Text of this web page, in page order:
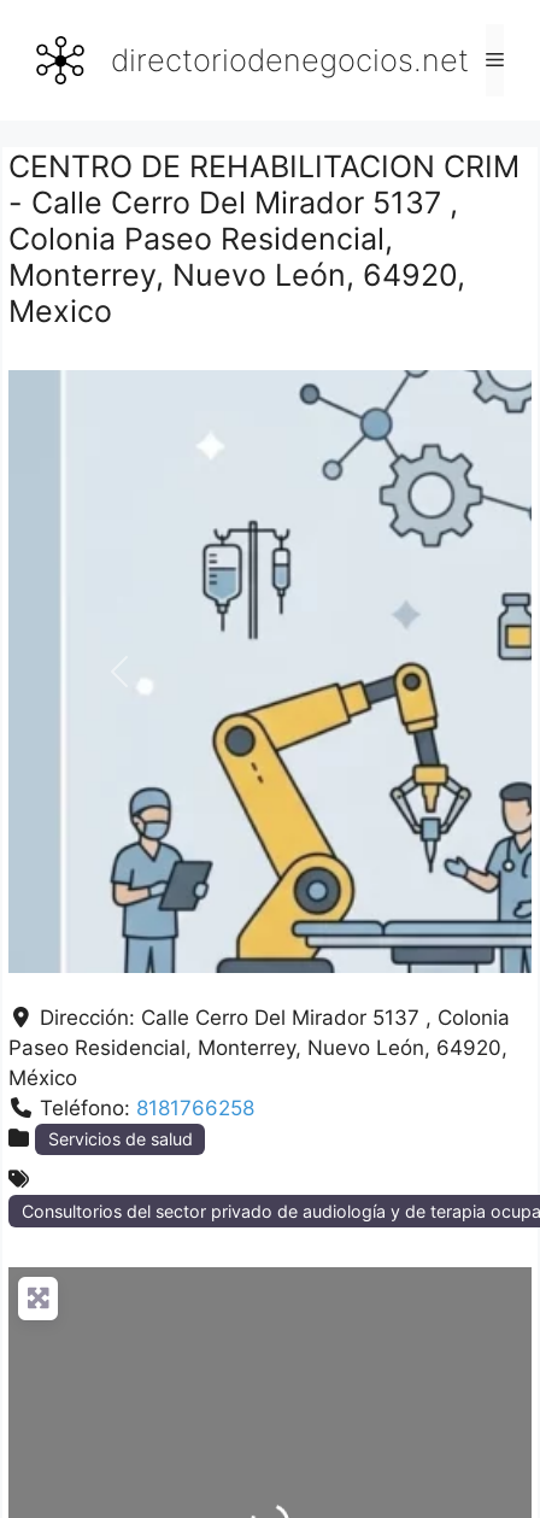
contenido
directoriodenegocios.net
CENTRO DE REHABILITACION CRIM
- Calle Cerro Del Mirador 5137 ,
Colonia Paseo Residencial,
Monterrey, Nuevo León, 64920,
Mexico
Anterior
Dirección: Calle Cerro Del Mirador 5137 , Colonia
Paseo Residencial Monterrey Nuevo León 64920
México
Teléfono: 8181766258
Servicios de salud
Consultorios del sector privado de audiología y de terapia